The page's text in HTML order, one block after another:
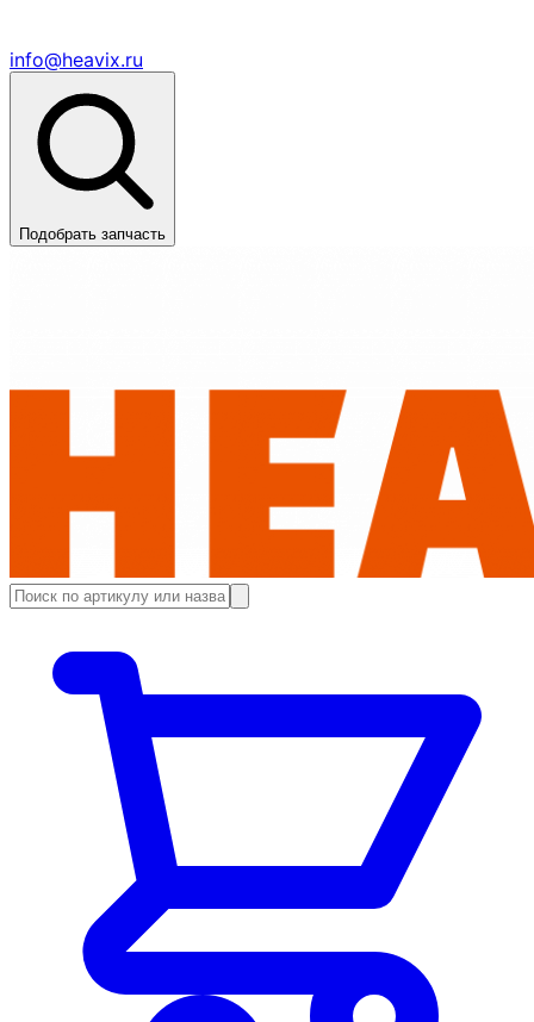
info@heavix.ru
Подобрать запчасть